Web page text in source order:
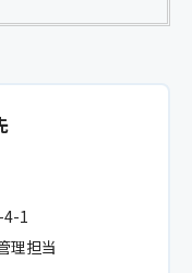
4-1
理担当